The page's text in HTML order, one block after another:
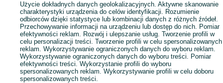
Użycie dokładnych danych geolokalizacyjnych. Aktywne skanowanie
charakterystyki urządzenia do celów identyfikacji. Rozumienie
odbiorców dzięki statystyce lub kombinacji danych z różnych źródeł.
Przechowywanie informacji na urządzeniu lub dostęp do nich. Pomiar
efektywności reklam. Rozwój i ulepszanie usług. Tworzenie profili w
celu personalizacji treści. Tworzenie profili w celu spersonalizowanych
reklam. Wykorzystywanie ograniczonych danych do wyboru reklam.
Wykorzystywanie ograniczonych danych do wyboru treści. Pomiar
efektywności treści. Wykorzystanie profili do wyboru
spersonalizowanych reklam. Wykorzystywanie profili w celu doboru
spersonalizowanych treści.